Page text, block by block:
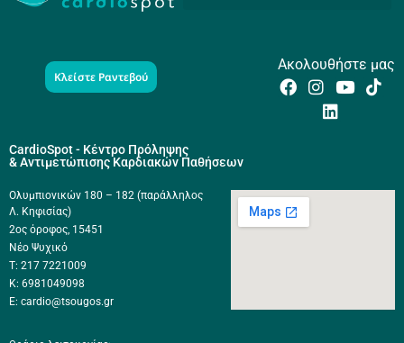
Κλείστε Ραντεβού
Ακολουθήστε μας
CardioSpot - Κέντρο Πρόληψης
& Αντιμετώπισης Καρδιακών Παθήσεων
Ολυμπιονικών 180 – 182 (παράλληλος
Λ. Κηφισίας)
2ος όροφος, 15451
Νέο Ψυχικό
Τ: 217 7221009
Κ: 6981049098
E: cardio@tsougos.gr